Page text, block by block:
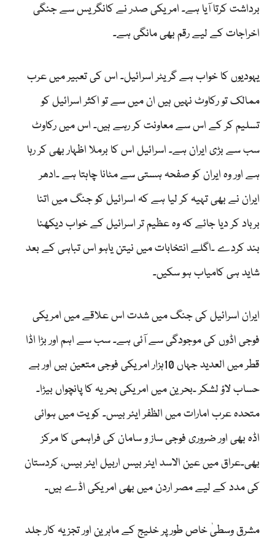
برداشت کرتا آیا ہے۔ امریکی صدر نے کانگریس سے جنگی
اخراجات کے لیے رقم بھی مانگی ہے۔
یہودیوں کا خواب ہے گریٹر اسرائیل۔ اس کی تعبیر میں عرب
ممالک تو رکاوٹ نہیں ہیں ان میں سے تو اکثر اسرائیل کو
تسلیم کر کے اس سے معاونت کر رہے ہیں۔ اس میں رکاوٹ
سب سے بڑی ایران ہے۔ اسرائیل اس کا برملا اظہار بھی کر رہا
ہے اور وہ ایران کو صفحہ ہستی سے مٹانا چاہتا ہے ۔ادھر
ایران نے بھی تہیہ کر لیا ہے کہ اسرائیل کو جنگ میں اتنا
برباد کر دیا جائے کہ وہ عظیم تر اسرائیل کے خواب دیکھنا
بند کردے ۔اگلے انتخابات میں نیتن یاہو اس تباہی کے بعد
شاید ہی کامیاب ہو سکیں۔
ایران اسرائیل کی جنگ میں شدت اس علاقے میں امریکی
فوجی اڈوں کی موجودگی سے آئی ہے۔ سب سے اہم اور بڑا اڈا
قطر میں العدید جہاں 10ہزار امریکی فوجی متعین ہیں اور بے
حساب لاؤ لشکر ۔بحرین میں امریکی بحریہ کا پانچواں بیڑا۔
متحدہ عرب امارات میں الظفر ایئر بیس۔ کویت میں ہوائی
اڈہ بھی اور ضروری فوجی ساز و سامان کی فراہمی کا مرکز
بھی۔عراق میں عین الاسد ایئر بیس اربیل ایئر بیس، کردستان
کی مدد کے لیے مصر اردن میں بھی امریکی اڈے ہیں۔
مشرق وسطیٰ خاص طور پر خلیج کے ماہرین اور تجزیہ کار جلد